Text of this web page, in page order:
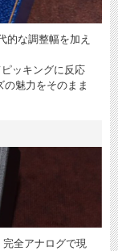
的な調整幅を加え
ッキングに反応
魅力をそのまま
全アナログで現